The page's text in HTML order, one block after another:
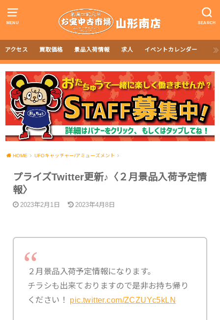
MENU SEARCH
アクセス 買取価格 景品入荷情報 求人 イベントカレンダー
HOME UFOキャッチャー/アミューズメント
プライズTwitter更新♪〈２月景品入荷予定情
報〉
2023年2月1日 2023年4月8日
２月景品入荷予定情報になります。
チラシも出来ておりますので是非お持ち帰り
ください！ pic.twitter.com/ZCZUYc5kLN